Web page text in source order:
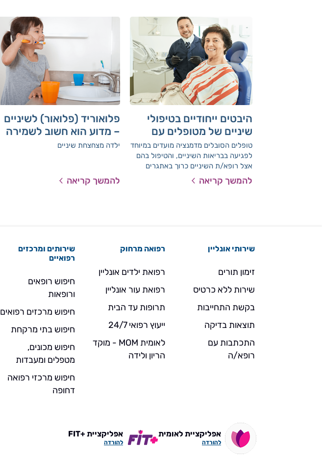
​היבטים ייחודיים בטיפולי
שיניים של מטופלים עם
דמנציה
טופלים הסובלים מדמנציה מועדים במיוחד
לפגיעה בבריאות השיניים, והטיפול בהם
אצל רופא/ת השיניים כרוך באתגרים
הייחודיים להם.
להמשך קריאה
פלואוריד (פלואור) לשיניים
– מדוע הוא חשוב לשמירה
על בריאות השן
ילדה מצחצחת שיניים
להמשך קריאה
שירותי אונליין
זימון תורים
שירות ללא כרטיס
בקשת התחייבות
תוצאות בדיקה
התכתבות עם
רופא/ה
רפואה מרחוק
רפואת ילדים אונליין
רפואת עור אונליין
תרופות עד הבית
ייעוץ רפואי 24/7
לאומית MOM - מוקד
הריון ולידה
שירותים ומרכזים
רפואיים
חיפוש רופאים
ורופאות
חיפוש מרכזים רפואים
חיפוש בתי מרקחת
חיפוש מכונים,
מטפלים ומעבדות
חיפוש מרכזי רפואה
דחופה
אפליקציית לאומית
להורדה
אפליקציית +FIT
להורדה